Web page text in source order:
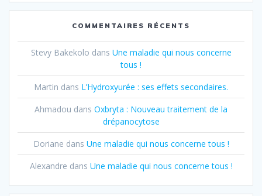
COMMENTAIRES RÉCENTS
Stevy Bakekolo dans Une maladie qui nous concerne
tous !
Martin dans L’Hydroxyurée : ses effets secondaires.
Ahmadou dans Oxbryta : Nouveau traitement de la
drépanocytose
Doriane dans Une maladie qui nous concerne tous !
Alexandre dans Une maladie qui nous concerne tous !